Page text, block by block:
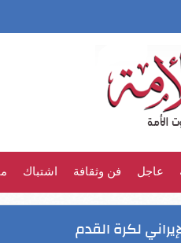
عاجل فن وثقافة اشتباك
لكرة القدم